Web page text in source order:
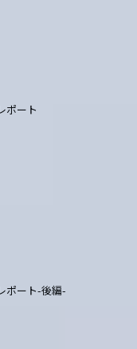
ポート
ポート-後編-